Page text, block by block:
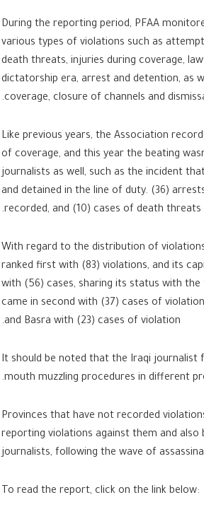
During the reporting period, PFAA
various types of violations such as
death threats, injuries during coverage,
dictatorship era, arrest and detention, as
coverage, closure of channels and
Like previous years, the Association
of coverage, and this year the beating
journalists as well, such as the incident
and detained in the line of duty. (36)
recorded, and (10) cases of death threats
With regard to the distribution of
ranked first with (83) violations, and its
with (56) cases, sharing its status with
came in second with (37) cases of
and Basra with (23) cases of violation.
It should be noted that the Iraqi journalist
mouth muzzling procedures in different
Provinces that have not recorded
reporting violations against them and
journalists, following the wave of
:To read the report, click on the link below